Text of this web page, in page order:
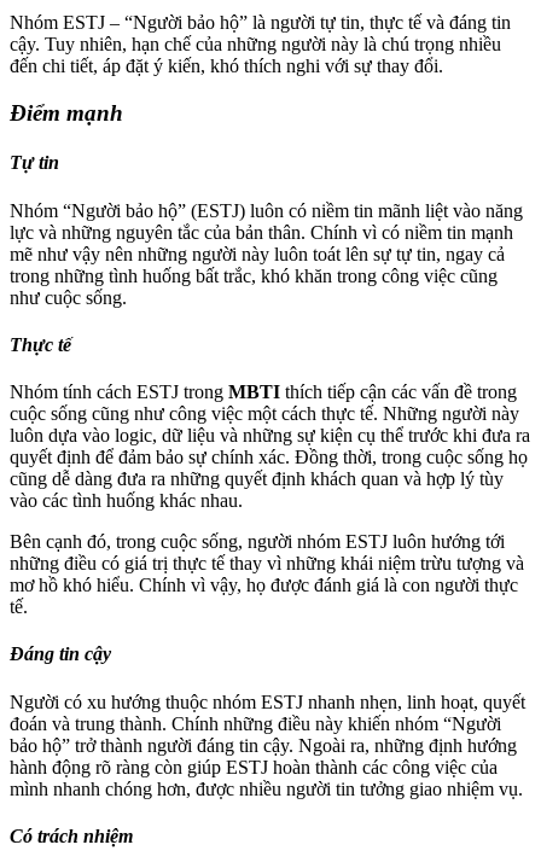
Nhóm ESTJ – “Người bảo hộ” là người tự tin, thực tế và đáng tin
cậy. Tuy nhiên, hạn chế của những người này là chú trọng nhiều
đến chi tiết, áp đặt ý kiến, khó thích nghi với sự thay đổi.
Điểm mạnh
Tự tin
Nhóm “Người bảo hộ” (ESTJ) luôn có niềm tin mãnh liệt vào năng
lực và những nguyên tắc của bản thân. Chính vì có niềm tin mạnh
mẽ như vậy nên những người này luôn toát lên sự tự tin, ngay cả
trong những tình huống bất trắc, khó khăn trong công việc cũng
như cuộc sống.
Thực tế
Nhóm tính cách ESTJ trong MBTI thích tiếp cận các vấn đề trong
cuộc sống cũng như công việc một cách thực tế. Những người này
luôn dựa vào logic, dữ liệu và những sự kiện cụ thể trước khi đưa ra
quyết định để đảm bảo sự chính xác. Đồng thời, trong cuộc sống họ
cũng dễ dàng đưa ra những quyết định khách quan và hợp lý tùy
vào các tình huống khác nhau.
Bên cạnh đó, trong cuộc sống, người nhóm ESTJ luôn hướng tới
những điều có giá trị thực tế thay vì những khái niệm trừu tượng và
mơ hồ khó hiểu. Chính vì vậy, họ được đánh giá là con người thực
tế.
Đáng tin cậy
Người có xu hướng thuộc nhóm ESTJ nhanh nhẹn, linh hoạt, quyết
đoán và trung thành. Chính những điều này khiến nhóm “Người
bảo hộ” trở thành người đáng tin cậy. Ngoài ra, những định hướng
hành động rõ ràng còn giúp ESTJ hoàn thành các công việc của
mình nhanh chóng hơn, được nhiều người tin tưởng giao nhiệm vụ.
Có trách nhiệm